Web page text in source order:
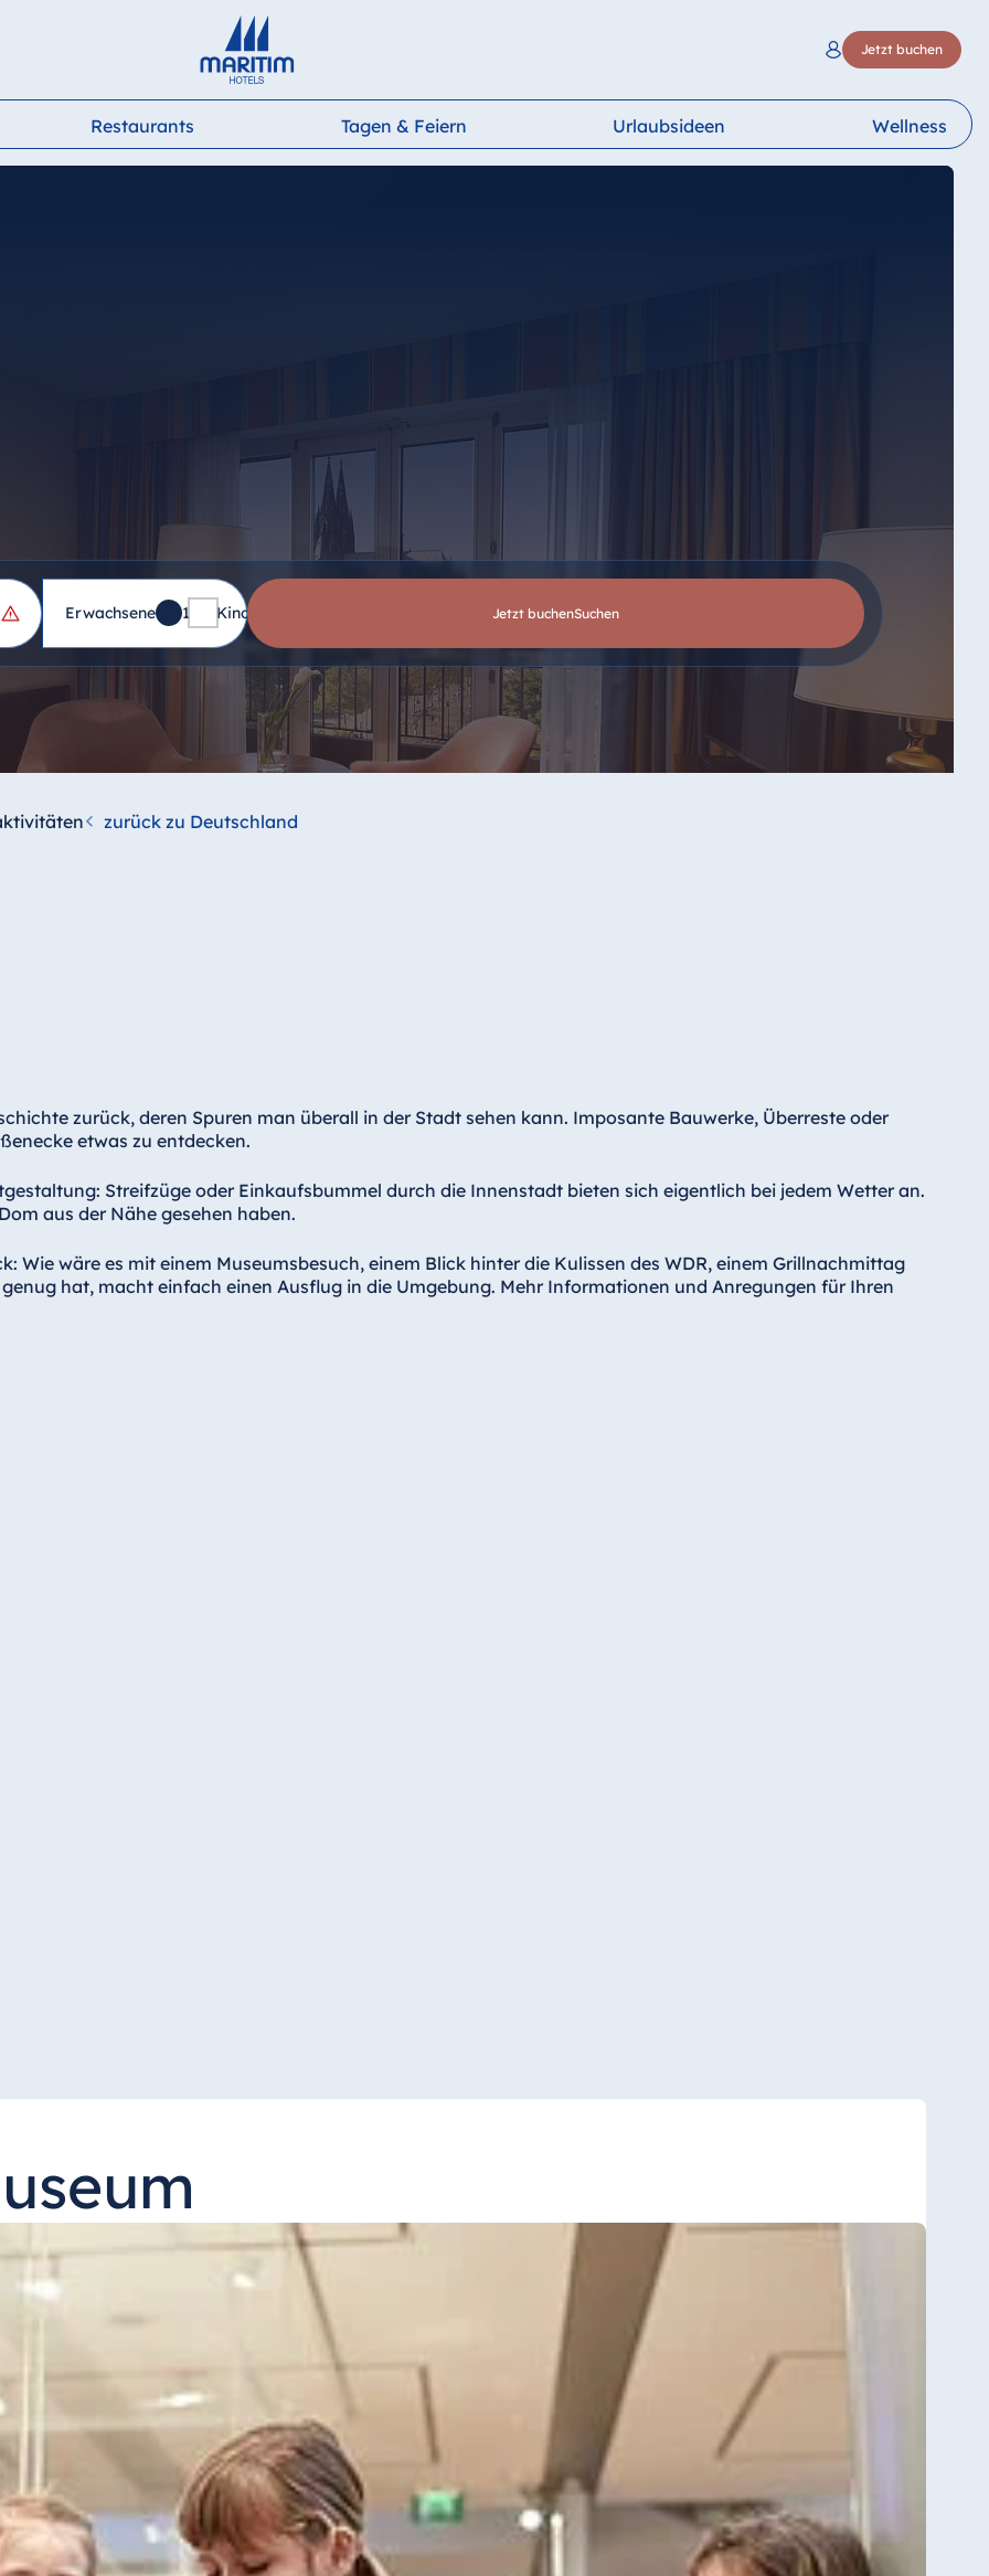
Jetzt buchen
Restaurants Tagen & Feiern Urlaubsideen Wellness
Erwachsene 1 Kinder Jetzt buchen suchen
zurück zu Deutschland
zurück, deren Spuren man überall in der Stadt sehen kann. Imposante Bauwerke, Überreste oder
etwas zu entdecken.
Streifzüge oder Einkaufsbummel durch die Innenstadt bieten sich eigentlich bei jedem Wetter an.
aus der Nähe gesehen haben.
Wie wäre es mit einem Museumsbesuch, einem Blick hinter die Kulissen des WDR, einem Grillnachmittag
hat, macht einfach einen Ausflug in die Umgebung. Mehr Informationen und Anregungen für Ihren